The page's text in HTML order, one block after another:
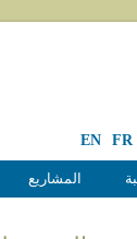
EN FR
المشاريع